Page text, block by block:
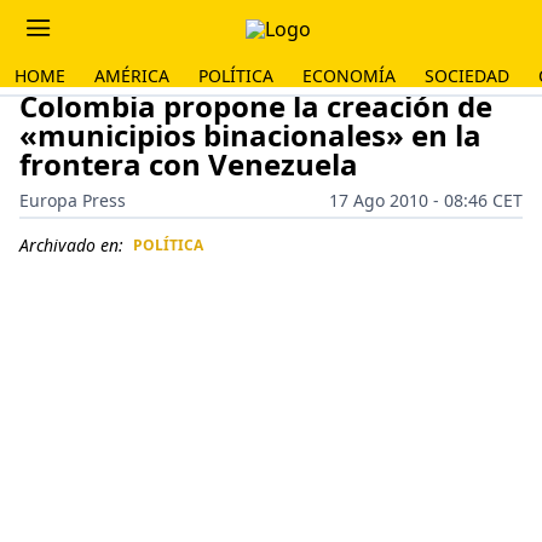
HOME AMÉRICA POLÍTICA ECONOMÍA SOCIEDAD
Colombia propone la creación de
«municipios binacionales» en la
frontera con Venezuela
Europa Press
17 Ago 2010 - 08:46 CET
Archivado en: POLÍTICA